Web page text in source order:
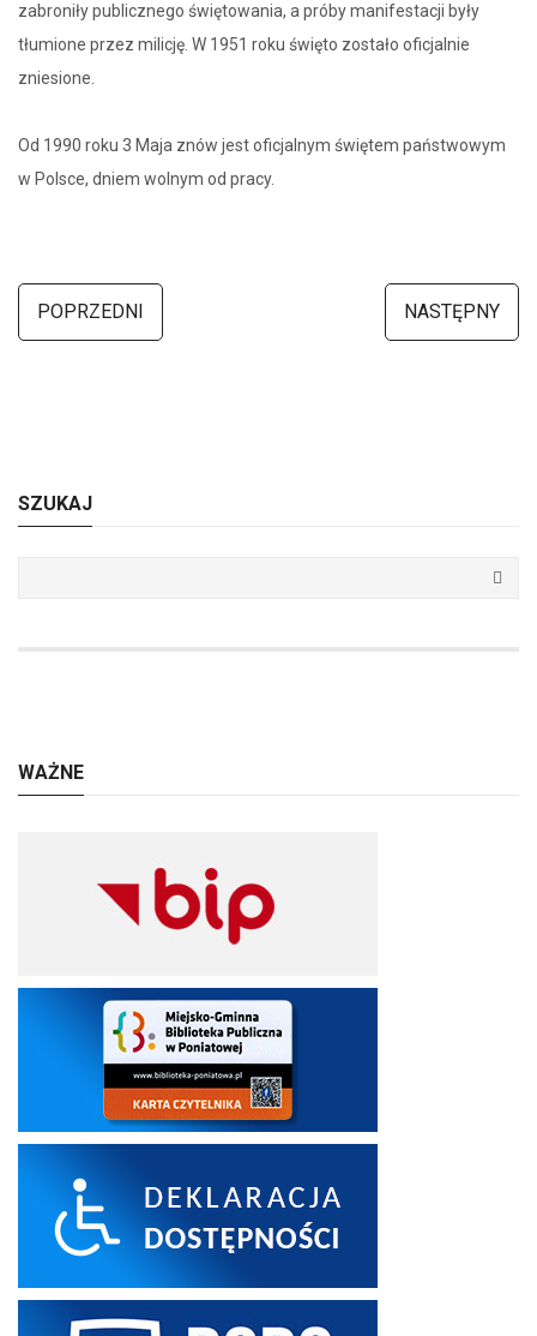
zabroniły publicznego świętowania, a próby manifestacji były
tłumione przez milicję. W 1951 roku święto zostało oficjalnie
zniesione.
Od 1990 roku 3 Maja znów jest oficjalnym świętem państwowym
w Polsce, dniem wolnym od pracy.
POPRZEDNI NASTĘPNY
SZUKAJ
WAŻNE